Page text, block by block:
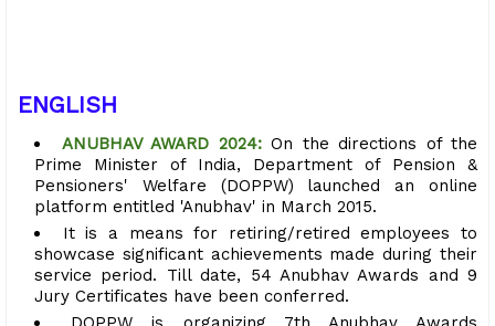
ENGLISH
ANUBHAV AWARD 2024: On the directions of the
Prime Minister of India, Department of Pension &
Pensioners' Welfare (DOPPW) launched an online
platform entitled 'Anubhav' in March 2015.
It is a means for retiring/retired employees to
showcase significant achievements made during their
service period. Till date, 54 Anubhav Awards and 9
Jury Certificates have been conferred.